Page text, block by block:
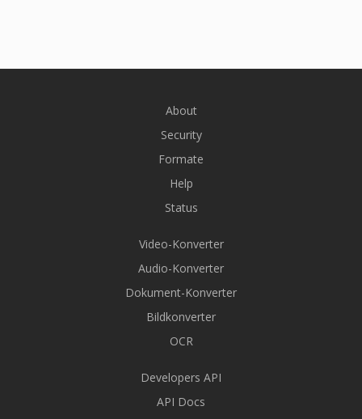
About
Security
Formate
Help
Status
Video-Konverter
Audio-Konverter
Dokument-Konverter
Bildkonverter
OCR
Developers API
API Docs